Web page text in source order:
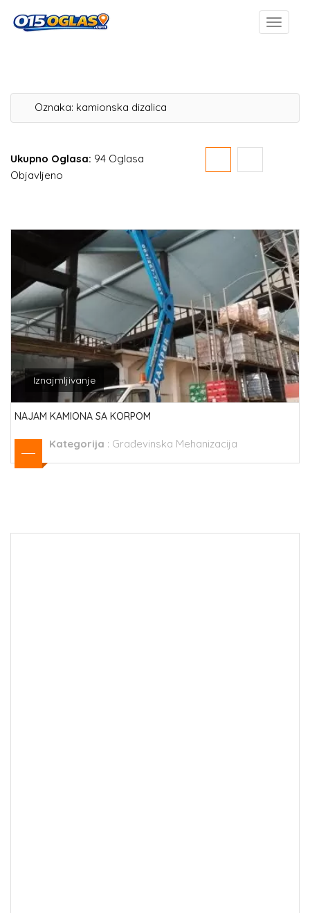
Oznaka: kamionska dizalica
Ukupno Oglasa: 94 Oglasa
Objavljeno
Iznajmljivanje
NAJAM KAMIONA SA KORPOM
Kategorija : Građevinska Mehanizacija